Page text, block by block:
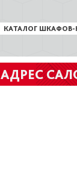
КАТАЛОГ ШКАФОВ-
АДРЕС